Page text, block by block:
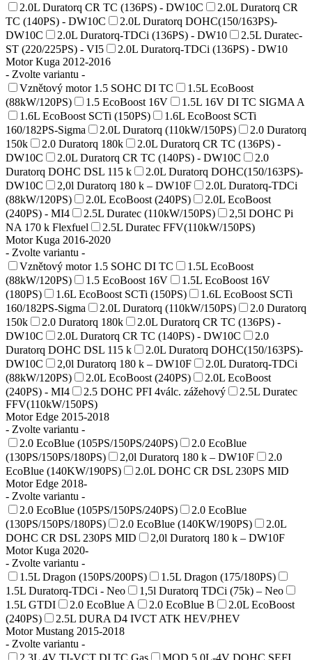
2.0L Duratorq CR TC (136PS) - DW10C
2.0L Duratorq CR
TC (140PS) - DW10C
2.0L Duratorq DOHC(150/163PS)-
DW10C
2.0L Duratorq-TDCi (136PS) - DW10
2.5L Duratec-
ST (220/225PS) - VI5
2.0L Duratorq-TDCi (136PS) - DW10
Motor Kuga 2012-2016
- Zvolte variantu -
Vznětový motor 1.5 SOHC DI TC
1.5L EcoBoost
(88kW/120PS)
1.5 EcoBoost 16V
1.5L 16V DI TC SIGMA A
1.6L EcoBoost SCTi (150PS)
1.6L EcoBoost SCTi
160/182PS-Sigma
2.0L Duratorq (110kW/150PS)
2.0 Duratorq
150k
2.0 Duratorq 180k
2.0L Duratorq CR TC (136PS) -
DW10C
2.0L Duratorq CR TC (140PS) - DW10C
2.0
Duratorq DOHC DSL 115 k
2.0L Duratorq DOHC(150/163PS)-
DW10C
2,0l Duratorq 180 k – DW10F
2.0L Duratorq-TDCi
(88kW/120PS)
2.0L EcoBoost (240PS)
2.0L EcoBoost
(240PS) - MI4
2.5L Duratec (110kW/150PS)
2,5l DOHC Pi
NA 170 k Flexfuel
2.5L Duratec FFV(110kW/150PS)
Motor Kuga 2016-2020
- Zvolte variantu -
Vznětový motor 1.5 SOHC DI TC
1.5L EcoBoost
(88kW/120PS)
1.5 EcoBoost 16V
1.5L EcoBoost 16V
(180PS)
1.6L EcoBoost SCTi (150PS)
1.6L EcoBoost SCTi
160/182PS-Sigma
2.0L Duratorq (110kW/150PS)
2.0 Duratorq
150k
2.0 Duratorq 180k
2.0L Duratorq CR TC (136PS) -
DW10C
2.0L Duratorq CR TC (140PS) - DW10C
2.0
Duratorq DOHC DSL 115 k
2.0L Duratorq DOHC(150/163PS)-
DW10C
2,0l Duratorq 180 k – DW10F
2.0L Duratorq-TDCi
(88kW/120PS)
2.0L EcoBoost (240PS)
2.0L EcoBoost
(240PS) - MI4
2.5 DOHC PFI 4válc. zážehový
2.5L Duratec
FFV(110kW/150PS)
Motor Edge 2015-2018
- Zvolte variantu -
2.0 EcoBlue (105PS/150PS/240PS)
2.0 EcoBlue
(130PS/150PS/180PS)
2,0l Duratorq 180 k – DW10F
2.0
EcoBlue (140KW/190PS)
2.0L DOHC CR DSL 230PS MID
Motor Edge 2018-
- Zvolte variantu -
2.0 EcoBlue (105PS/150PS/240PS)
2.0 EcoBlue
(130PS/150PS/180PS)
2.0 EcoBlue (140KW/190PS)
2.0L
DOHC CR DSL 230PS MID
2,0l Duratorq 180 k – DW10F
Motor Kuga 2020-
- Zvolte variantu -
1.5L Dragon (150PS/200PS)
1.5L Dragon (175/180PS)
1.5L Duratorq-TDCi - Neo
1,5l Duratorq TDCi (75k) – Neo
1.5L GTDI
2.0 EcoBlue A 2.0 EcoBlue B
2.0L EcoBoost
(240PS)
2.5L DURA D4 IVCT ATK HEV/PHEV
Motor Mustang 2015-2018
- Zvolte variantu -
2.3L 4V TI-VCT DI TC Gas
MOD 5.0L-4V DOHC SEFI